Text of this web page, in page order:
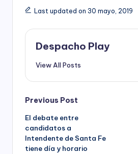
Last updated on 30 mayo, 2019
Despacho Play
View All Posts
Post
navigation
Previous Post
El debate entre
candidatos a
Intendente de Santa Fe
tiene día y horario